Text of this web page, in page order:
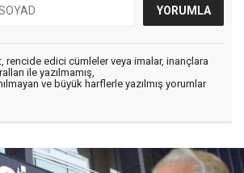
rencide edici cümleler veya imalar, inançlara
ile yazılmamış,
ve büyük harflerle yazılmış yorumlar